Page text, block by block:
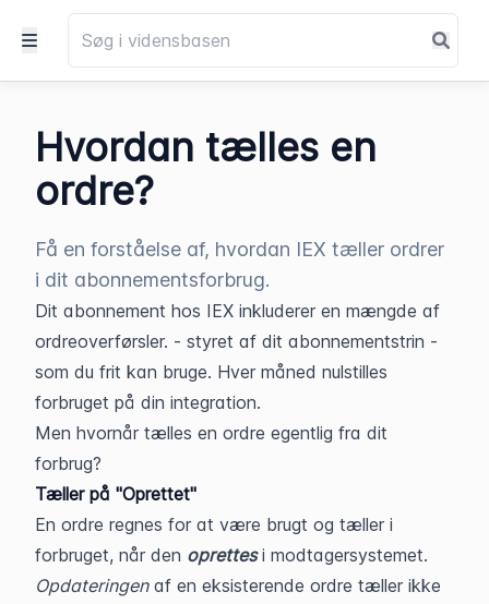
Hvordan tælles en
ordre?
Få en forståelse af, hvordan IEX tæller ordrer
i dit abonnementsforbrug.
Dit abonnement hos IEX inkluderer en mængde af
ordreoverførsler. - styret af dit abonnementstrin -
som du frit kan bruge. Hver måned nulstilles
forbruget på din integration.
Men hvornår tælles en ordre egentlig fra dit
forbrug?
Tæller på "Oprettet"
En ordre regnes for at være brugt og tæller i
forbruget, når den oprettes
Opdateringen af en eksisterende ordre tæller ikke